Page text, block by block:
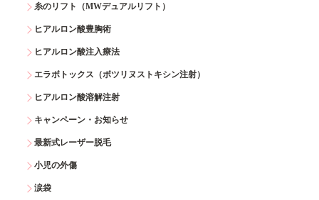
糸のリフト（MWデュアルリフト）
ヒアルロン酸豊胸術
ヒアルロン酸注入療法
エラボトックス（ボツリヌストキシン注射）
ヒアルロン酸溶解注射
キャンペーン・お知らせ
最新式レーザー脱毛
小児の外傷
涙袋